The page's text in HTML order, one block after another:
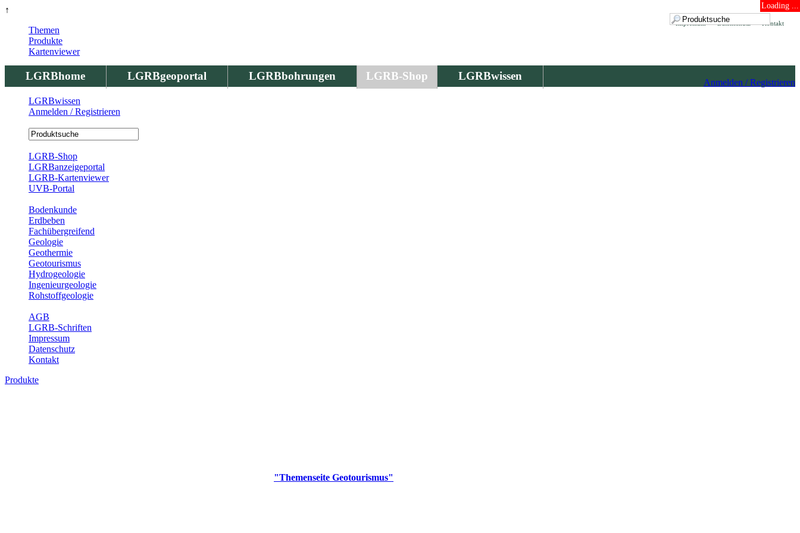
↑ Loading ...
Kontakt
Datenschutz
Impressum
LGRBhome LGRBgeoportal LGRBbohrungen LGRB-Shop LGRBwissen
Anmelden / Registrieren
Themen
Produkte
Kartenviewer
LGRBwissen
Anmelden / Registrieren
LGRB-Shop
LGRBanzeigeportal
LGRB-Kartenviewer
UVB-Portal
Bodenkunde
Erdbeben
Fachübergreifend
Geologie
Geothermie
Geotourismus
Hydrogeologie
Ingenieurgeologie
Rohstoffgeologie
AGB
LGRB-Schriften
Impressum
Datenschutz
Kontakt
Produkte
"Themenseite Geotourismus"